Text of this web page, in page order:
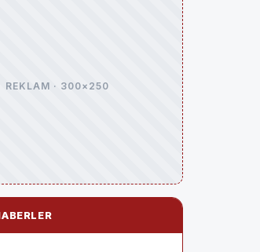
REKLAM · 300×250